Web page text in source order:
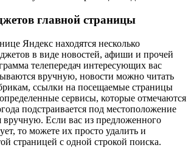
главной страницы
Яндекс находятся несколько
в виде новостей, афиши и прочей
телепередач интересующих вас
вручную, новости можно читать
ссылки на посещаемые страницы
сервисы, которые отмечаются
подстраивается под местоположение
вручную. Если вас из предложенного
то можете их просто удалить и
страницей с одной строкой поиска.